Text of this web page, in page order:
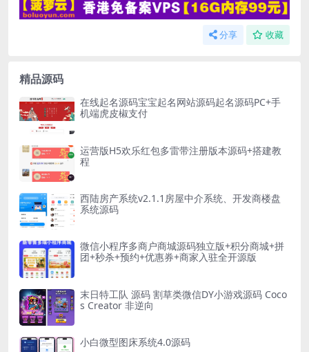
分享 收藏
精品源码
在线起名源码宝宝起名网站源码起名源码PC+手
机端虎皮椒支付
运营版H5欢乐红包多雷带注册版本源码+搭建教
程
西陆房产系统v2.1.1房屋中介系统、开发商楼盘
系统源码
微信小程序多商户商城源码独立版+积分商城+拼
团+秒杀+预约+优惠券+商家入驻全开源版
末日特工队 源码 割草类微信DY小游戏源码 Coco
s Creator 非逆向
小白微型图床系统4.0源码